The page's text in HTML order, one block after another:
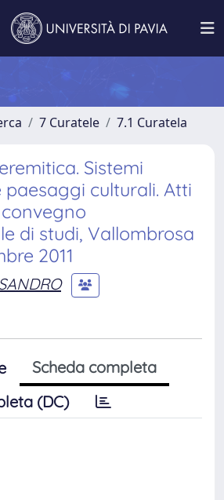
7 Curatele 7.1 Curatela
Sistemi
culturali. Atti
di studi, Vallombrosa
2011
Scheda completa
(DC)